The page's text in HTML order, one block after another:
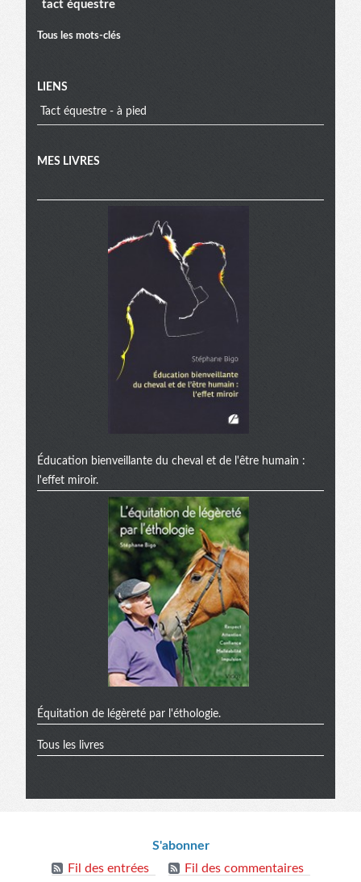
tact équestre
Tous les mots-clés
LIENS
Tact équestre - à pied
MES LIVRES
Éducation bienveillante du cheval et de l'être humain :
l'effet miroir.
Équitation de légèreté par l'éthologie.
Tous les livres
Informations
S'abonner
Fil des entrées
Fil des commentaires